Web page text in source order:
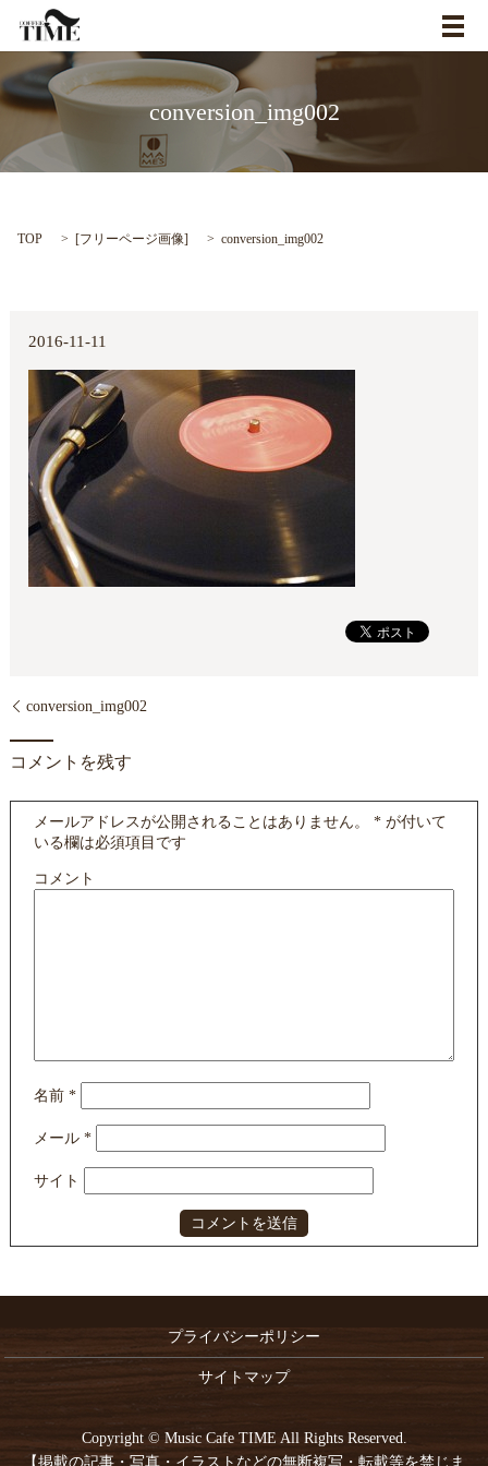
メ
conversion_img002
TOP [フリーページ画像] conversion_img002
2016-11-11
conversion_img002
コメントを残す
メールアドレスが公開されることはありません。 * が付いて
いる欄は必須項目です
コメント
名前*
メール*
サイト
プライバシーポリシー
サイトマップ
Copyright © Music Cafe TIME All Rights Reserved.
【掲載の記事・写真・イラストなどの無断複写・転載等を禁じま